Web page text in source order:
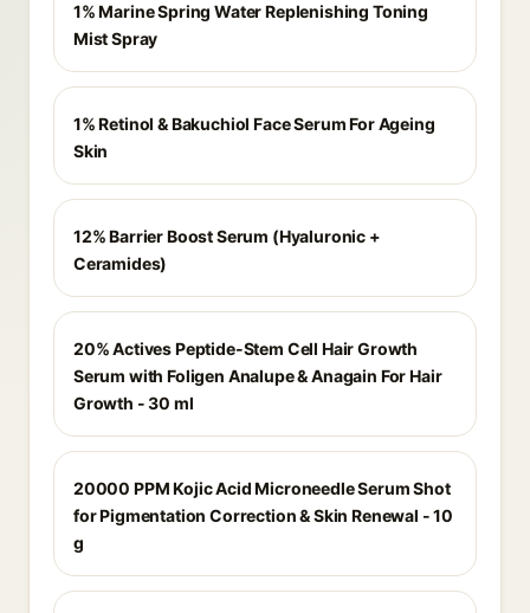
1% Marine Spring Water Replenishing Toning
Mist Spray
1% Retinol & Bakuchiol Face Serum For Ageing
Skin
12% Barrier Boost Serum (Hyaluronic +
Ceramides)
20% Actives Peptide-Stem Cell Hair Growth
Serum with Foligen Analupe & Anagain For Hair
Growth - 30 ml
20000 PPM Kojic Acid Microneedle Serum Shot
for Pigmentation Correction & Skin Renewal - 10
g